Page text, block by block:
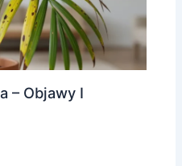
– Objawy I